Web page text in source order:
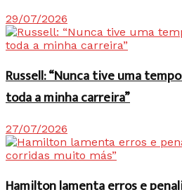
29/07/2026
Russell: “Nunca tive uma
toda a minha carreira”
27/07/2026